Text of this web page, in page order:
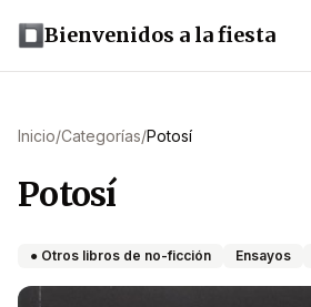
Bienvenidos a la fiesta
Inicio/Categorías/Potosí
Potosí
● Otros libros de no-ficción Ensayos